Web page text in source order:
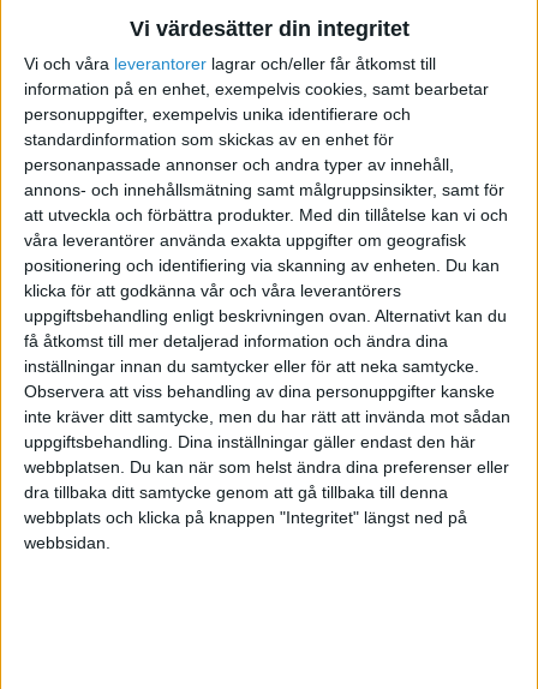
Vi värdesätter din integritet
Vi och våra leverantorer lagrar och/eller får åtkomst till
information på en enhet, exempelvis cookies, samt bearbetar
personuppgifter, exempelvis unika identifierare och
standardinformation som skickas av en enhet för
personanpassade annonser och andra typer av innehåll,
annons- och innehållsmätning samt målgruppsinsikter, samt för
att utveckla och förbättra produkter. Med din tillåtelse kan vi och
våra leverantörer använda exakta uppgifter om geografisk
positionering och identifiering via skanning av enheten. Du kan
klicka för att godkänna vår och våra leverantörers
uppgiftsbehandling enligt beskrivningen ovan. Alternativt kan du
få åtkomst till mer detaljerad information och ändra dina
inställningar innan du samtycker eller för att neka samtycke.
Observera att viss behandling av dina personuppgifter kanske
inte kräver ditt samtycke, men du har rätt att invända mot sådan
uppgiftsbehandling. Dina inställningar gäller endast den här
webbplatsen. Du kan när som helst ändra dina preferenser eller
dra tillbaka ditt samtycke genom att gå tillbaka till denna
webbplats och klicka på knappen "Integritet" längst ned på
webbsidan.
Med ditt exempel skulle jag alltså ha 1000/1400
andel av aktierna, dvs ca 71%.
Vad krävs för att kunna bestämma över kassan
på 1 miljon? Över 50%?
swetrot
2011-03-09 04:10
Det är rimligt att den som går in med mycket
pengar faktiskt vill att det skall finnas ett
aktieägaravtal som i någon mån reglerar vad
kassan skall användas till. Man kan till och med
anta att den som vill gå in med pengarna gör det
i flera steg med flera nyemissioner för att